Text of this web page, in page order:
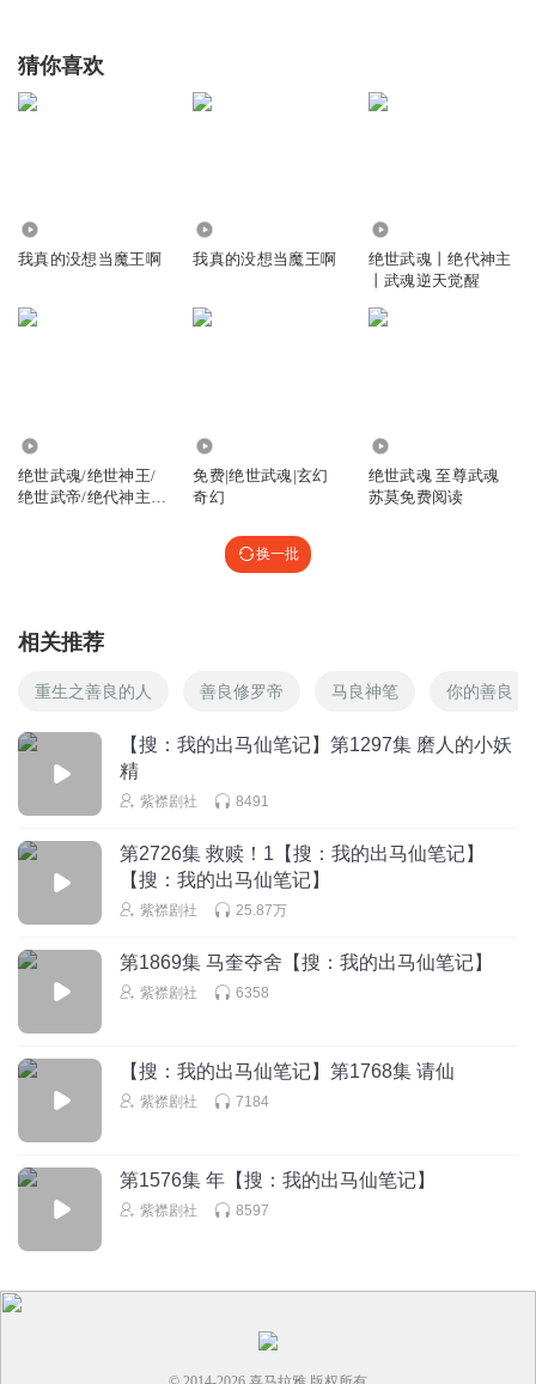
猜你喜欢
我真的没想当魔王啊 我真的没想当魔王啊
绝世武魂丨绝代神主
丨武魂逆天觉醒
绝世武魂/绝世神王/
绝世武帝/绝代神主至
免费|绝世武魂|玄幻
奇幻
绝世武魂 至尊武魂
苏莫免费阅读
换一批
相关推荐
重生之善良的人 善良修罗帝 马良神笔 你的善良
【搜：我的出马仙笔记】第1297集 磨人的小妖
精
紫襟剧社 8491
第2726集 救赎！1【搜：我的出马仙笔记】
【搜：我的出马仙笔记】
紫襟剧社 25.87万
第1869集 马奎夺舍【搜：我的出马仙笔记】
紫襟剧社 6358
【搜：我的出马仙笔记】第1768集 请仙
紫襟剧社 7184
第1576集 年【搜：我的出马仙笔记】
紫襟剧社 8597